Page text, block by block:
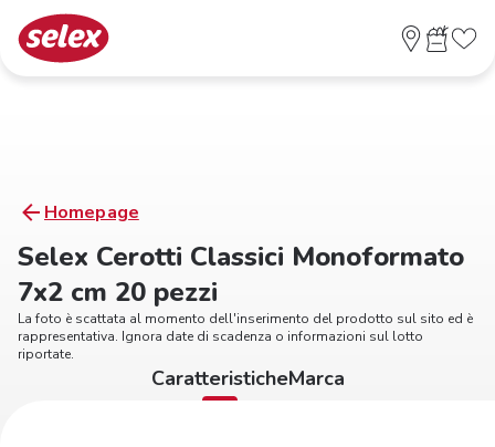
Homepage
Selex Cerotti Classici Monoformato
7x2 cm 20 pezzi
La foto è scattata al momento dell'inserimento del prodotto sul sito ed è
rappresentativa. Ignora date di scadenza o informazioni sul lotto
riportate.
CaratteristicheMarca